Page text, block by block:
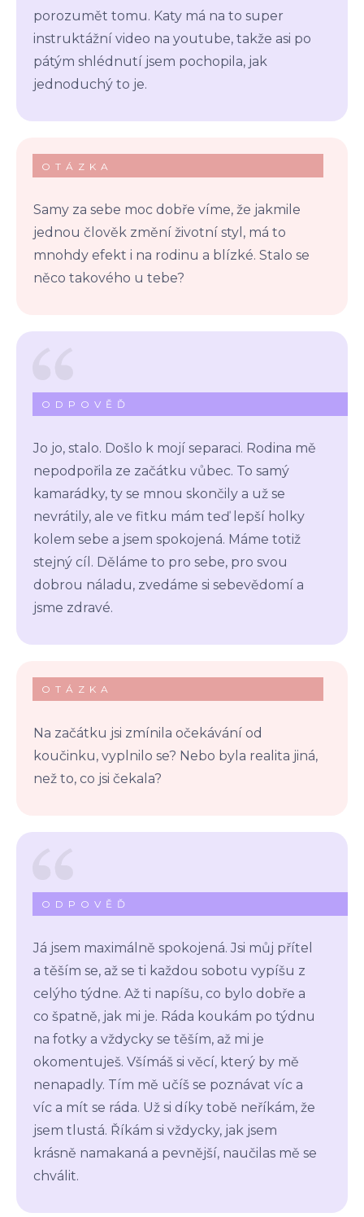
porozumět tomu. Katy má na to super
instruktážní video na youtube, takže asi po
pátým shlédnutí jsem pochopila, jak
jednoduchý to je.
OTÁZKA
Samy za sebe moc dobře víme, že jakmile
jednou člověk změní životní styl, má to
mnohdy efekt i na rodinu a blízké. Stalo se
něco takového u tebe?
ODPOVĚĎ
Jo jo, stalo. Došlo k mojí separaci. Rodina mě
nepodpořila ze začátku vůbec. To samý
kamarádky, ty se mnou skončily a už se
nevrátily, ale ve fitku mám teď lepší holky
kolem sebe a jsem spokojená. Máme totiž
stejný cíl. Děláme to pro sebe, pro svou
dobrou náladu, zvedáme si sebevědomí a
jsme zdravé.
OTÁZKA
Na začátku jsi zmínila očekávání od
koučinku, vyplnilo se? Nebo byla realita jiná,
než to, co jsi čekala?
ODPOVĚĎ
Já jsem maximálně spokojená. Jsi můj přítel
a těším se, až se ti každou sobotu vypíšu z
celýho týdne. Až ti napíšu, co bylo dobře a
co špatně, jak mi je. Ráda koukám po týdnu
na fotky a vždycky se těším, až mi je
okomentuješ. Všímáš si věcí, který by mě
nenapadly. Tím mě učíš se poznávat víc a
víc a mít se ráda. Už si díky tobě neříkám, že
jsem tlustá. Říkám si vždycky, jak jsem
krásně namakaná a pevnější, naučilas mě se
chválit.